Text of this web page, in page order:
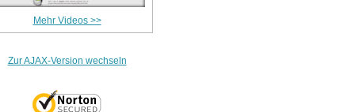
Mehr Videos >>
Zur AJAX-Version wechseln